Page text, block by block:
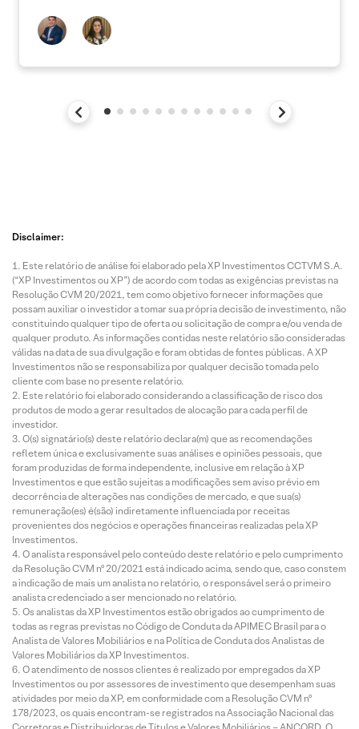
Disclaimer:
Este relatório de análise foi elaborado pela XP Investimentos CCTVM S.A.
(“XP Investimentos ou XP”) de acordo com todas as exigências previstas na
Resolução CVM 20/2021, tem como objetivo fornecer informações que
possam auxiliar o investidor a tomar sua própria decisão de investimento, não
constituindo qualquer tipo de oferta ou solicitação de compra e/ou venda de
qualquer produto. As informações contidas neste relatório são consideradas
válidas na data de sua divulgação e foram obtidas de fontes públicas. A XP
Investimentos não se responsabiliza por qualquer decisão tomada pelo
cliente com base no presente relatório.
Este relatório foi elaborado considerando a classificação de risco dos
produtos de modo a gerar resultados de alocação para cada perfil de
investidor.
O(s) signatário(s) deste relatório declara(m) que as recomendações
refletem única e exclusivamente suas análises e opiniões pessoais, que
foram produzidas de forma independente, inclusive em relação à XP
Investimentos e que estão sujeitas a modificações sem aviso prévio em
decorrência de alterações nas condições de mercado, e que sua(s)
remuneração(es) é(são) indiretamente influenciada por receitas
provenientes dos negócios e operações financeiras realizadas pela XP
Investimentos.
O analista responsável pelo conteúdo deste relatório e pelo cumprimento
da Resolução CVM nº 20/2021 está indicado acima, sendo que, caso constem
a indicação de mais um analista no relatório, o responsável será o primeiro
analista credenciado a ser mencionado no relatório.
Os analistas da XP Investimentos estão obrigados ao cumprimento de
todas as regras previstas no Código de Conduta da APIMEC Brasil para o
Analista de Valores Mobiliários e na Política de Conduta dos Analistas de
Valores Mobiliários da XP Investimentos.
O atendimento de nossos clientes é realizado por empregados da XP
Investimentos ou por assessores de investimento que desempenham suas
atividades por meio da XP, em conformidade com a Resolução CVM nº
178/2023, os quais encontram-se registrados na Associação Nacional das